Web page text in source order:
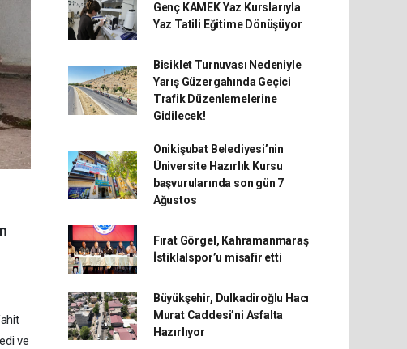
ve
Genç KAMEK Yaz Kurslarıyla
Yaz Tatili Eğitime Dönüşüyor
Bisiklet Turnuvası Nedeniyle
Yarış Güzergahında Geçici
Trafik Düzenlemelerine
Gidilecek!
Onikişubat Belediyesi’nin
Üniversite Hazırlık Kursu
başvurularında son gün 7
Ağustos
Fırat Görgel, Kahramanmaraş
İstiklalspor’u misafir etti
Büyükşehir, Dulkadiroğlu Hacı
Murat Caddesi’ni Asfalta
Hazırlıyor